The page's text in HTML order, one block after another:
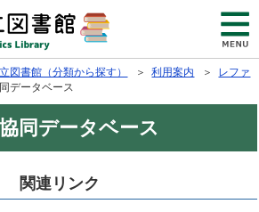
図書館（分類から探す） ＞利用案内 ＞ レファ
データベース
同データベース
関連リンク